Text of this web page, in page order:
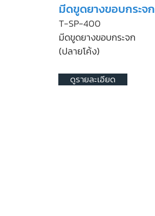
มีดขูดยางขอบกระจก
T-SP-400
มีดขูดยางขอบกระจก
(ปลายโค้ง)
ดูรายละเอียด